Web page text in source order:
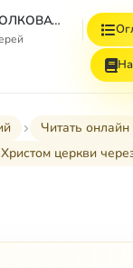
СБОРНИК СТАТЕЙ ПО ИСТОЛКОВАТЕЛЬНОМУ И НАЗИДАТЕЛЬНОМУ ЧТЕНИЮ ДЕЯНИЙ СВЯТЫХ АПОСТОЛОВ
Читать онлайн
церкви